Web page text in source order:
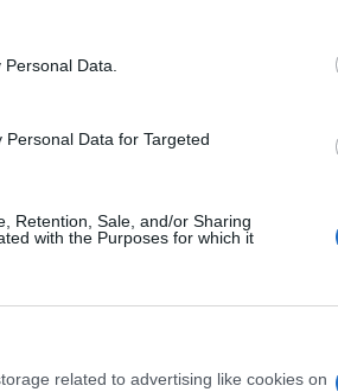
Data.
Data for Targeted
Retention, Sale, and/or Sharing
with the Purposes for which it
related to advertising like cookies on
el primer paso
opciones en el mercado,
una plataforma, el
de manera segura.
no tienen un soporte
credenciales y claves